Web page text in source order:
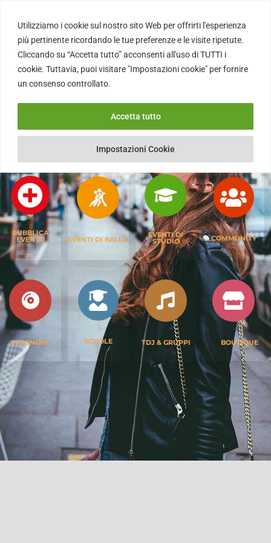
Utilizziamo i cookie sul nostro sito Web per offrirti l'esperienza
più pertinente ricordando le tue preferenze e le visite ripetute.
Cliccando su “Accetta tutto” acconsenti all'uso di TUTTI i
cookie. Tuttavia, puoi visitare "Impostazioni cookie" per fornire
un consenso controllato.
Impostazioni Cookie
Accetta tutto
Portale Del Tango
PUBBLICA
EVENTO EVENTI DI BALLO
EVENTI DI
STUDIO COMMUNITY
MILONGHE SCUOLE TDJ & GRUPPI BOUTIQUE